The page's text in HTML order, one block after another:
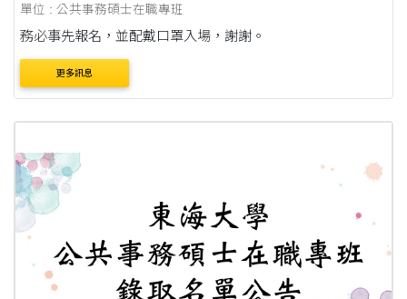
單位 : 公共事務碩士在職專班
務必事先報名，並配戴口罩入場，謝謝。
更多訊息